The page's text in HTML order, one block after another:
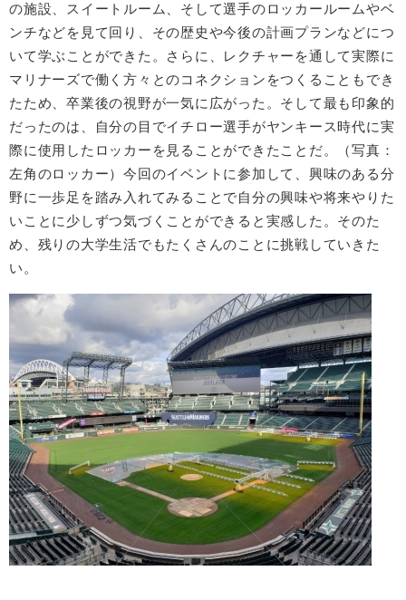
の施設、スイートルーム、そして選手のロッカールームやベ
ンチなどを見て回り、その歴史や今後の計画プランなどにつ
いて学ぶことができた。さらに、レクチャーを通して実際に
マリナーズで働く方々とのコネクションをつくることもでき
たため、卒業後の視野が一気に広がった。そして最も印象的
だったのは、自分の目でイチロー選手がヤンキース時代に実
際に使用したロッカーを見ることができたことだ。（写真：
左角のロッカー）今回のイベントに参加して、興味のある分
野に一歩足を踏み入れてみることで自分の興味や将来やりた
いことに少しずつ気づくことができると実感した。そのた
め、残りの大学生活でもたくさんのことに挑戦していきた
い。